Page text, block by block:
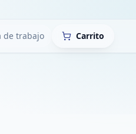
de trabajo Carrito